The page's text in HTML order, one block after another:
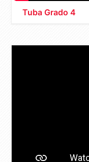
Tuba Grado 4